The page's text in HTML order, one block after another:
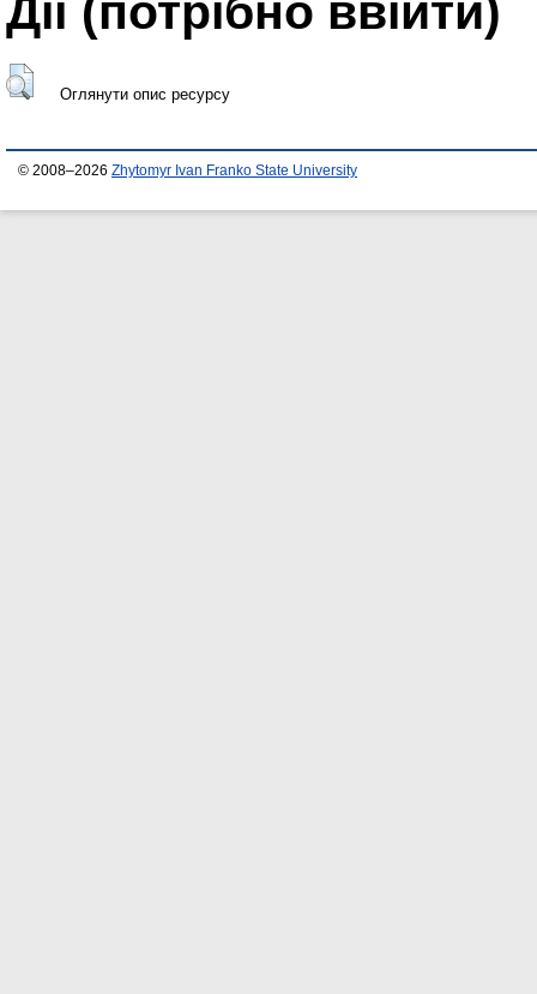
Дії ​​(потрібно ввійти)
Оглянути опис ресурсу
© 2008–2026 Zhytomyr Ivan Franko State University